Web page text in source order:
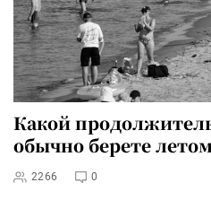
Какой
обычно берете
2266 0